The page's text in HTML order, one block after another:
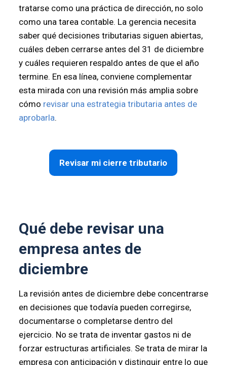
tratarse como una práctica de dirección, no solo
como una tarea contable. La gerencia necesita
saber qué decisiones tributarias siguen abiertas,
cuáles deben cerrarse antes del 31 de diciembre
y cuáles requieren respaldo antes de que el año
termine. En esa línea, conviene complementar
esta mirada con una revisión más amplia sobre
cómo revisar una estrategia tributaria antes de
aprobarla.
Revisar mi cierre tributario
Qué debe revisar una
empresa antes de
diciembre
La revisión antes de diciembre debe concentrarse
en decisiones que todavía pueden corregirse,
documentarse o completarse dentro del
ejercicio. No se trata de inventar gastos ni de
forzar estructuras artificiales. Se trata de mirar la
empresa con anticipación y distinguir entre lo que